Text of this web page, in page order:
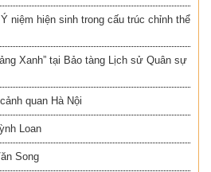
niệm hiện sinh trong cấu trúc chỉnh thể
Xanh” tại Bảo tàng Lịch sử Quân sự
quan Hà Nội
Loan
Song